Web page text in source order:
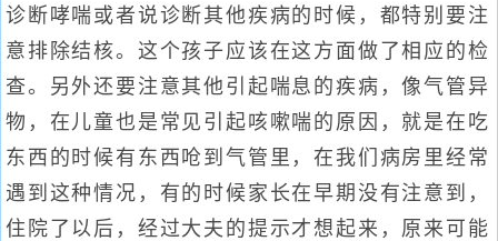
诊断哮喘或者说诊断其他疾病的时候，都特别要注
意排除结核。这个孩子应该在这方面做了相应的检
查。另外还要注意其他引起喘息的疾病，像气管异
物，在儿童也是常见引起咳嗽喘的原因，就是在吃
东西的时候有东西呛到气管里，在我们病房里经常
遇到这种情况，有的时候家长在早期没有注意到，
住院了以后，经过大夫的提示才想起来，原来可能